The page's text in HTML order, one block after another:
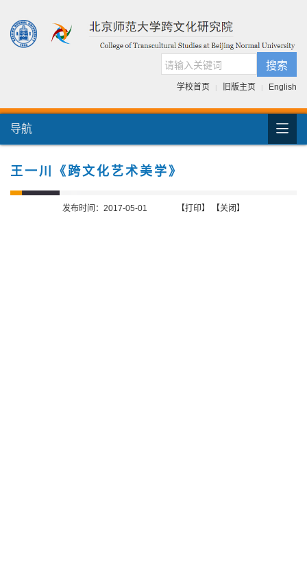
搜索
学校首页 | 旧版主页 | English
导航 
首页
国际交流
王一川《跨文化艺术美学》
发布时间：2017-05-01 【打印】 【关闭】